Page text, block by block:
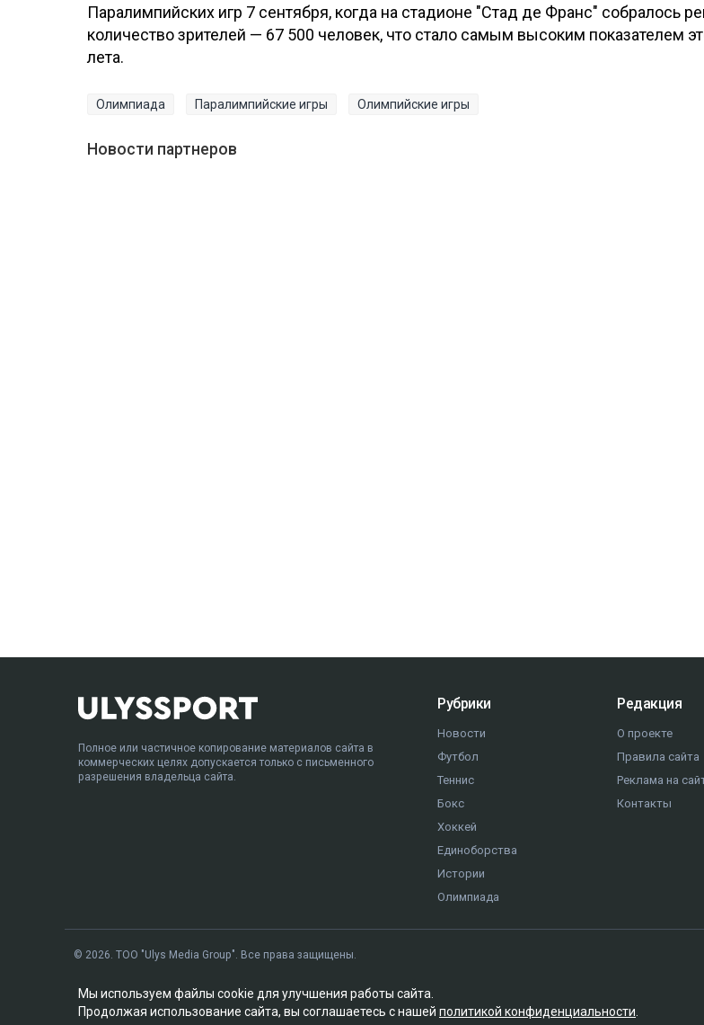
Паралимпийских игр 7 сентября, когда на стадионе "Стад де Франс" собралось
количество зрителей — 67 500 человек, что стало самым высоким показателем
лета.
Олимпиада Паралимпийские игры Олимпийские игры
Новости партнеров
Полное или частичное копирование материалов сайта в
коммерческих целях допускается только с письменного
разрешения владельца сайта.
Рубрики
Новости
Футбол
Теннис
Бокс
Хоккей
Единоборства
Истории
Олимпиада
Редакция
О проекте
Правила сайта
Реклама на
Контакты
© 2026. ТОО "Ulys Media Group". Все права защищены.
Мы используем файлы cookie для улучшения работы сайта.
Продолжая использование сайта, вы соглашаетесь с нашей политикой конфиденциальности